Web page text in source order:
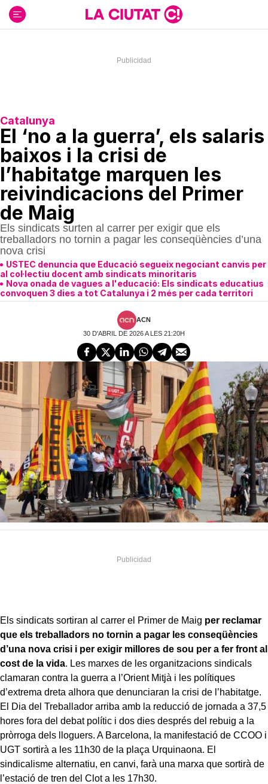
contenido
Catalunya
El ‘no a la guerra’, els salaris
baixos i la crisi de
l’habitatge marquen les
reivindicacions del Primer
de Maig
Els sindicats surten al carrer per exigir que els
treballadors no tornin a pagar les conseqüències d’una
nova crisi
USTEC denuncia que Educació segueix negociant canvis per
al col·lectiu docent amb sindicats minoritaris
Nova onada de vagues a l'educació: Els sindicats educatius
convoquen 3 dies a tot Catalunya i 2 més per cada territori
ACN
30 D'ABRIL DE 2026 A LES 21:20H
Els sindicats sortiran al carrer el Primer de Maig per reclamar
que els treballadors no tornin a pagar les conseqüències
d’una nova crisi i per exigir millores de sou per a fer front al
cost de la vida. Les marxes de les organitzacions sindicals
clamaran contra la guerra a l’Orient Mitjà i les polítiques
d’extrema dreta alhora que denunciaran la crisi de l’habitatge.
El Dia del Treballador arriba amb la reducció de jornada a 37,5
hores fora del debat polític i dos dies després del rebuig a la
pròrroga dels lloguers. A Barcelona, la manifestació de CCOO i
UGT sortirà a les 11h30 de la plaça Urquinaona. El
sindicalisme alternatiu, en canvi, farà una marxa que sortirà de
l’estació de tren del Clot a les 17h30.